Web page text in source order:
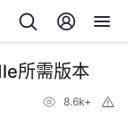
所需版本
8.6k+